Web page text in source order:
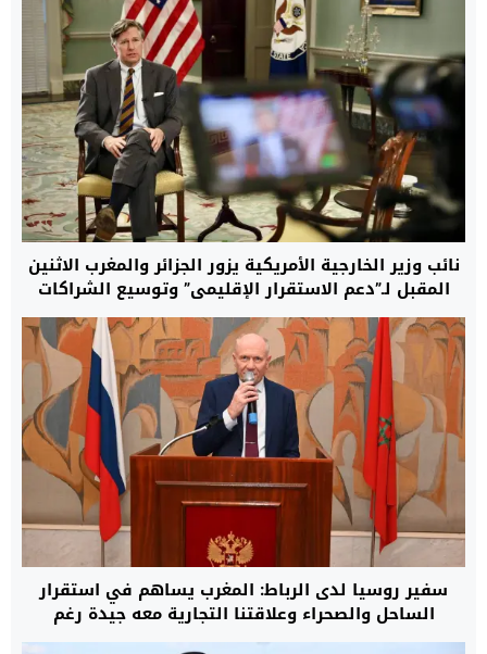
نائب وزير الخارجية الأمريكية يزور الجزائر والمغرب الاثنين
المقبل لـ”دعم الاستقرار الإقليمي” وتوسيع الشراكات
الاستراتيجية
سفير روسيا لدى الرباط: المغرب يساهم في استقرار
الساحل والصحراء وعلاقتنا التجارية معه جيدة رغم
العقوبات الغربية